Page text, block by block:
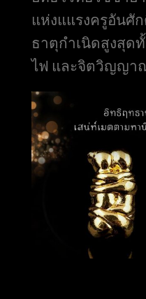
แห่งแแรงครูอันศั
ธาตุกำเนิดสูงสุด
ไฟ และจิตวิญญา